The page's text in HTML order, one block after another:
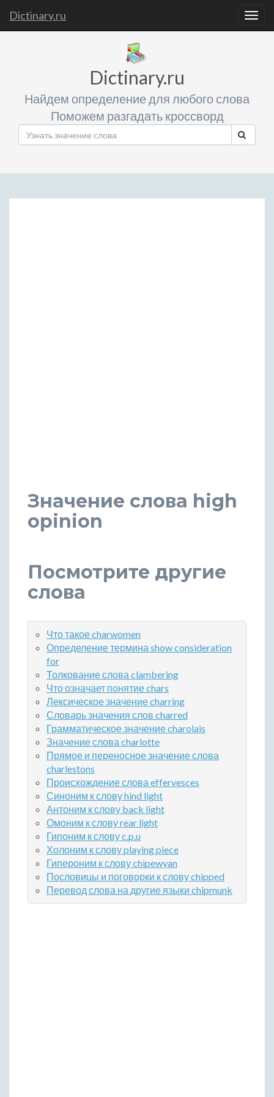
Dictinary.ru
Dictinary.ru
Найдем определение для любого слова
Поможем разгадать кроссворд
Значение слова high
opinion
Посмотрите другие
слова
Что такое charwomen
Определение термина show consideration
for
Толкование слова clambering
Что означает понятие chars
Лексическое значение charring
Словарь значения слов charred
Грамматическое значение charolais
Значение слова charlotte
Прямое и переносное значение слова
charlestons
Происхождение слова effervesces
Синоним к слову hind light
Антоним к слову back light
Омоним к слову rear light
Гипоним к слову c.p.u
Холоним к слову playing piece
Гипероним к слову chipewyan
Пословицы и поговорки к слову chipped
Перевод слова на другие языки chipmunk